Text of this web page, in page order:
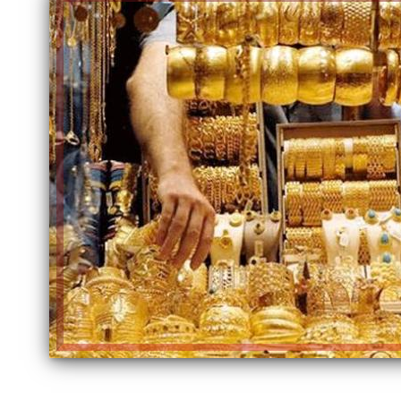
إلهام شرشر تكتب: دي مبقتش كورة..
دي سياسة
الكاتبة إلهام شرشر تهنئ الرئيس
السيسي بعيد ميلاده وتُشيد بجهوده
في بناء الدولة